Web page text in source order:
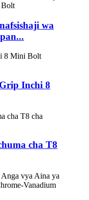
wa
Inchi 8
cha T8